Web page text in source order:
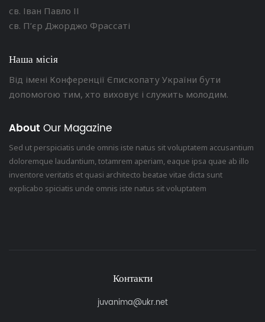
св. Іван Павло ІІ
св. П’єр Джорджо Фрассаті
Наша місія
Від імені Конференції Єпископату України бути
допомогою тим, хто виховує і служить молодим.
About Our Magazine
Sed ut perspiciatis unde omnis iste natus sit voluptatem accusantium
doloremque laudantium, totamrem aperiam, eaque ipsa quae ab illo
inventore veritatis et quasi architecto beatae vitae dicta sunt
explicabo spiciatis unde omnis iste natus sit voluptatem
Контакти
juvanima@ukr.net